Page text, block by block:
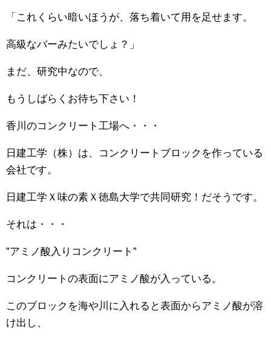
「これくらい暗いほうが、落ち着いて用を足せます。
高級なバーみたいでしょ？」
まだ、研究中なので、
もうしばらくお待ち下さい！
香川のコンクリート工場へ・・・
日建工学（株）は、コンクリートブロックを作っている
会社です。
日建工学Ｘ味の素Ｘ徳島大学で共同研究！だそうです。
それは・・・
”アミノ酸入りコンクリート”
コンクリートの表面にアミノ酸が入っている。
このブロックを海や川に入れると表面からアミノ酸が溶
け出し、